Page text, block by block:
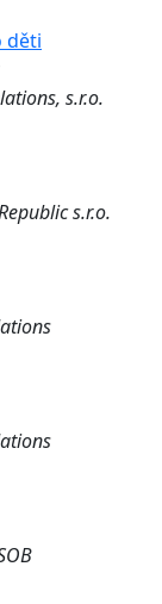
děti
s.r.o.
s.r.o.